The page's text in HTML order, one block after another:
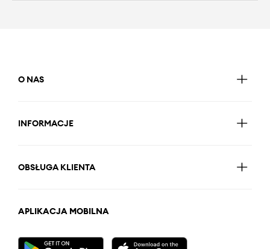
O NAS
INFORMACJE
OBSŁUGA KLIENTA
APLIKACJA MOBILNA